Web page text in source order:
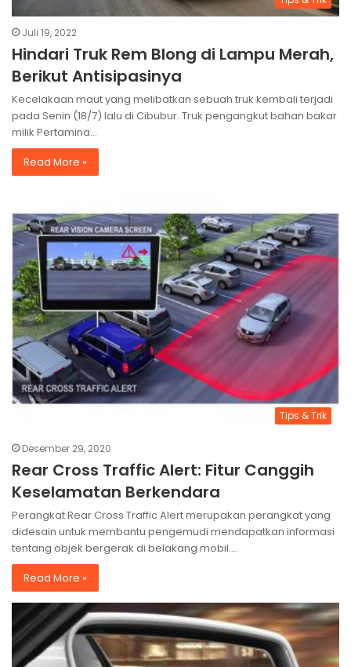
Juli 19, 2022
Hindari Truk Rem Blong di Lampu Merah,
Berikut Antisipasinya
Kecelakaan maut yang melibatkan sebuah truk kembali terjadi
pada Senin (18/7) lalu di Cibubur. Truk pengangkut bahan bakar
milik Pertamina…
Read More »
Tips & Trik
Desember 29, 2020
Rear Cross Traffic Alert: Fitur Canggih
Keselamatan Berkendara
Perangkat Rear Cross Traffic Alert merupakan perangkat yang
didesain untuk membantu pengemudi mendapatkan informasi
tentang objek bergerak di belakang mobil.…
Read More »